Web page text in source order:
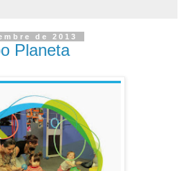
de 2013
Planeta